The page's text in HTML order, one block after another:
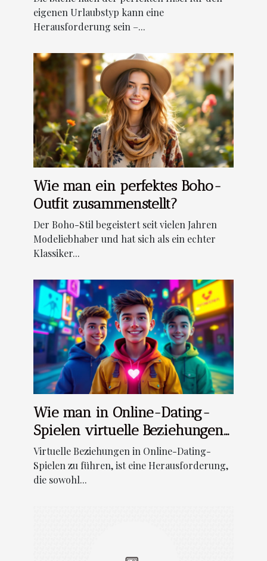
eigenen Urlaubstyp kann eine
Herausforderung sein –...
Wie man ein perfektes Boho-
Outfit zusammenstellt?
Der Boho-Stil begeistert seit vielen Jahren
Modeliebhaber und hat sich als ein echter
Klassiker...
Wie man in Online-Dating-
Spielen virtuelle Beziehungen
erfolgreich aufbaut
Virtuelle Beziehungen in Online-Dating-
Spielen zu führen, ist eine Herausforderung,
die sowohl...